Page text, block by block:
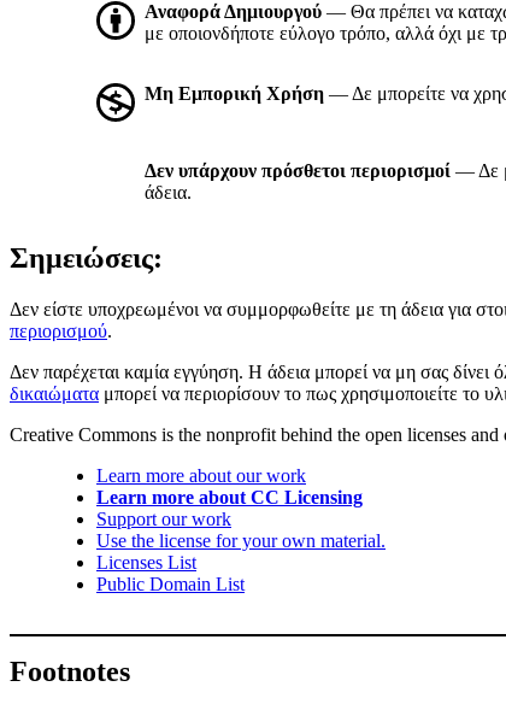
Αναφορά Δημιουργού — Θα πρέπει να
με οποιονδήποτε εύλογο τρόπο, αλλά όχι με
Μη Εμπορική Χρήση — Δε μπορείτε να
Δεν υπάρχουν πρόσθετοι περιορισμοί — Δε
άδεια.
Σημειώσεις:
Δεν είστε υποχρεωμένοι να συμμορφωθείτε με τη άδεια για
περιορισμού.
Δεν παρέχεται καμία εγγύηση. Η άδεια μπορεί να μη σας
δικαιώματα μπορεί να περιορίσουν το πως χρησιμοποιείτε το
Creative Commons is the nonprofit behind the open licenses
Learn more about our work
Learn more about CC Licensing
Support our work
Use the license for your own material.
Licenses List
Public Domain List
Footnotes